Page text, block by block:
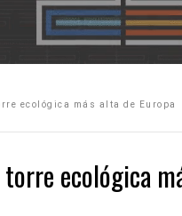
ecológica más alta de Europa
ecológica